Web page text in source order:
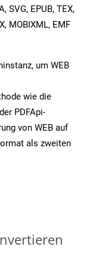
SVG, EPUB, TEX,
MOBIXML, EMF
um WEB
wie die
der PDFApi-
von WEB auf
als zweiten